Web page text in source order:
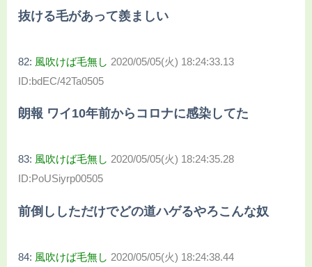
抜ける毛があって羨ましい
82: 風吹けば毛無し 2020/05/05(火) 18:24:33.13
ID:bdEC/42Ta0505
朗報 ワイ10年前からコロナに感染してた
83: 風吹けば毛無し 2020/05/05(火) 18:24:35.28
ID:PoUSiyrp00505
前倒ししただけでどの道ハゲるやろこんな奴
84: 風吹けば毛無し 2020/05/05(火) 18:24:38.44